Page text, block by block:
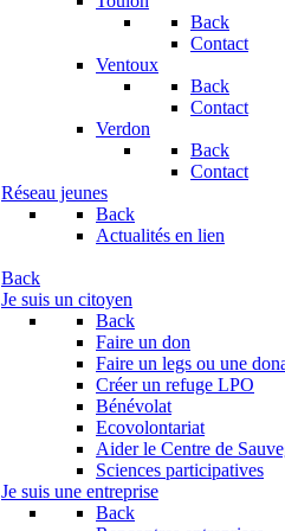
Back
Contact
Ventoux
Back
Contact
Verdon
Back
Contact
Réseau jeunes
Back
Actualités en lien
Back
Je suis un citoyen
Back
Faire un don
Faire un legs ou une
Créer un refuge LPO
Bénévolat
Ecovolontariat
Aider le Centre de
Sciences participatives
Je suis une entreprise
Back